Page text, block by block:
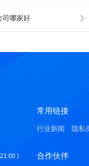
司哪家好
)
常用链接
行业新闻 隐私
合作伙伴